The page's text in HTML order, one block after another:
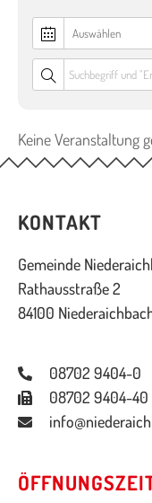
Keine Veranstaltung
KONTAKT
Gemeinde
Rathausstraße 2
84100
08702 9404-0
08702 9404-40